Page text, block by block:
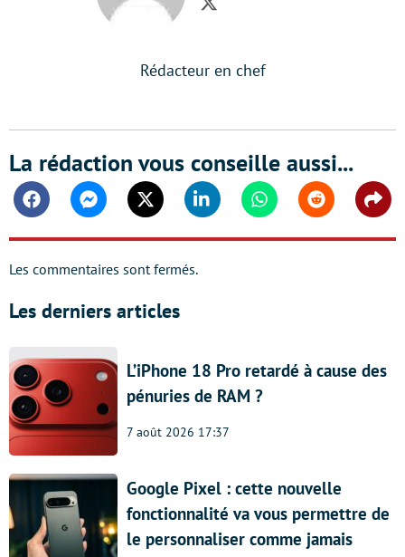
Twitter
Rédacteur en chef
La rédaction vous conseille aussi...
FacebookMessengerTwitter Linkedin WhatsappReddit
Les commentaires sont fermés.
Les derniers articles
L’iPhone 18 Pro retardé à cause des
pénuries de RAM ?
7 août 2026 17:37
Google Pixel : cette nouvelle
fonctionnalité va vous permettre de
le personnaliser comme jamais